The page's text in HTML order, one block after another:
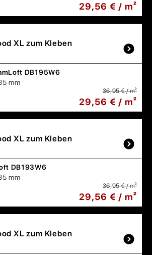
29,56 € / m²
XL zum Kleben
DB195W6
mm
36,95 € / m²
29,56 € / m²
XL zum Kleben
DB193W6
mm
36,95 € / m²
29,56 € / m²
XL zum Kleben